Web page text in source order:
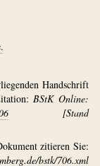
Handschrift
BStK Online:
[Stand
zitieren Sie:
bstk/706.xml